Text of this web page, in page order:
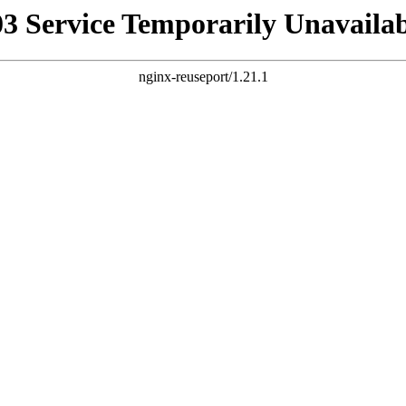
Service Temporarily
nginx-reuseport/1.21.1